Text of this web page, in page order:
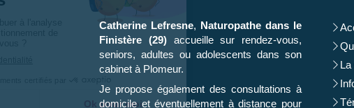
Catherine Lefresne, Naturopathe dans le
Finistère (29) accueille sur rendez-vous,
seniors, adultes ou adolescents dans son
cabinet à Plomeur.
Je propose également des consultations à
domicile et éventuellement à distance pour
La